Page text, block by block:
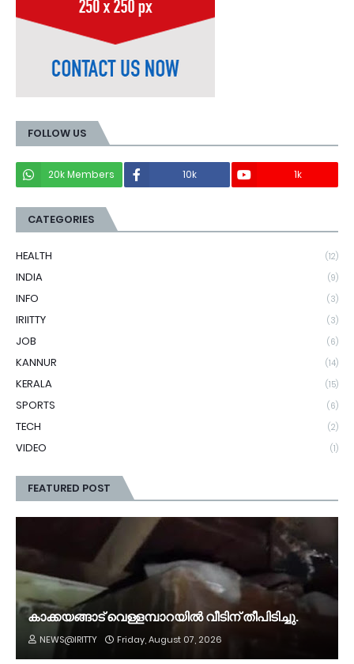
FOLLOW US
20k Members 10k 1k
CATEGORIES
HEALTH (12)
INDIA (9)
INFO (3)
IRIITTY (3)
JOB (6)
KANNUR (14)
KERALA (15)
SPORTS (6)
TECH (2)
VIDEO (1)
FEATURED POST
കാക്കയങ്ങാട് വെള്ളമ്പാറയിൽ വീടിന് തീപിടിച്ചു.
NEWS@IRITTY Friday, August 07, 2026